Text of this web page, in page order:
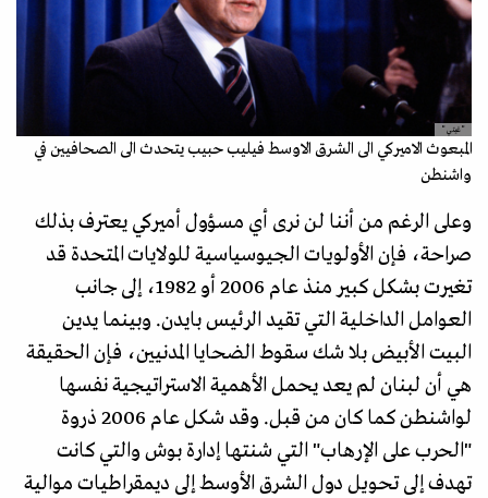
"غيتي"
المبعوث الاميركي الى الشرق الاوسط فيليب حبيب يتحدث الى الصحافيين في
واشنطن
وعلى الرغم من أننا لن نرى أي مسؤول أميركي يعترف بذلك
صراحة، فإن الأولويات الجيوسياسية للولايات المتحدة قد
تغيرت بشكل كبير منذ عام 2006 أو 1982، إلى جانب
العوامل الداخلية التي تقيد الرئيس بايدن. وبينما يدين
البيت الأبيض بلا شك سقوط الضحايا المدنيين، فإن الحقيقة
هي أن لبنان لم يعد يحمل الأهمية الاستراتيجية نفسها
لواشنطن كما كان من قبل. وقد شكل عام 2006 ذروة
"الحرب على الإرهاب" التي شنتها إدارة بوش والتي كانت
تهدف إلى تحويل دول الشرق الأوسط إلى ديمقراطيات موالية